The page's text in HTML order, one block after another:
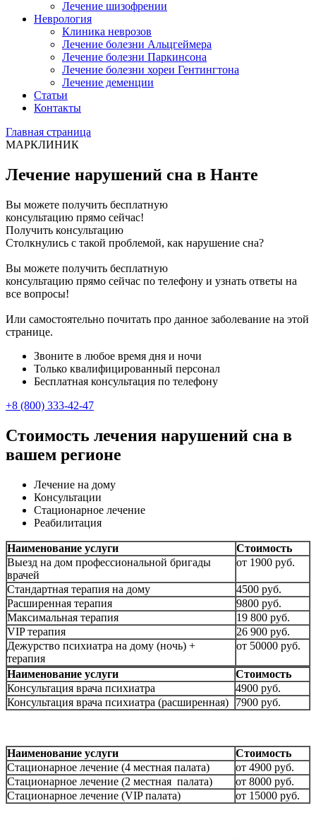
Лечение шизофрении
Неврология
Клиника неврозов
Лечение болезни Альцгеймера
Лечение болезни Паркинсона
Лечение болезни хореи Гентингтона
Лечение деменции
Статьи
Контакты
Главная страница
МАРКЛИНИК
Лечение нарушений сна в Нанте
Вы можете получить бесплатную
консультацию прямо сейчас!
Получить консультацию
Столкнулись с такой проблемой, как нарушение сна?
Вы можете получить бесплатную
консультацию прямо сейчас по телефону и узнать ответы на
все вопросы!
Или самостоятельно почитать про данное заболевание на этой
странице.
Звоните в любое время дня и ночи
Только квалифицированный персонал
Бесплатная консультация по телефону
+8 (800) 333-42-47
Стоимость лечения нарушений сна в
вашем регионе
Лечение на дому
Консультации
Стационарное лечение
Реабилитация
Наименование услуги
Стоимость
Выезд на дом профессиональной бригады
врачей
от 1900 руб.
Стандартная терапия на дому
4500 руб.
Расширенная терапия
9800 руб.
Максимальная терапия
19 800 руб.
VIP терапия
26 900 руб.
Дежурство психиатра на дому (ночь) +
терапия
от 50000 руб.
Наименование услуги
Стоимость
Консультация врача психиатра
4900 руб.
Консультация врача психиатра (расширенная)
7900 руб.
Наименование услуги
Стоимость
Стационарное лечение (4 местная палата)
от 4900 руб.
Стационарное лечение (2 местная палата)
от 8000 руб.
Стационарное лечение (VIP палата)
от 15000 руб.